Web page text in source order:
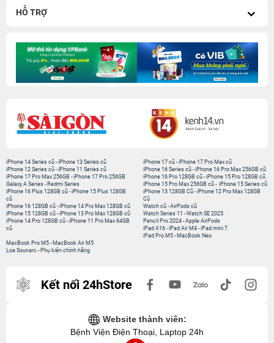
HỖ TRỢ
iPhone 14 Series cũ -iPhone 13 Series cũ
iPhone 12 Series cũ -iPhone 11 Series cũ
iPhone 17 Pro Max 256GB -iPhone 17 Pro 256GB
Galaxy A Series - Redmi Series
iPhone 17 cũ -iPhone 17 Pro Max cũ
iPhone 16 Series cũ - iPhone 16 Pro Max 256GB cũ
iPhone 16 Pro 128GB cũ -iPhone 15 Pro 128GB cũ
iPhone 15 Pro Max 256GB cũ - iPhone 15 Series cũ
iPhone 16 Plus 128GB cũ -iPhone 15 Plus 128GB
cũ
iPhone 16 128GB cũ -iPhone 14 Pro Max 128GB cũ
iPhone 15 128GB cũ -iPhone 13 Pro Max 128GB cũ
iPhone 14 Pro 128GB cũ -iPhone 11 Pro Max 64GB
cũ
iPhone 13 128GB Cũ -iPhone 12 Pro Max 128GB
Cũ
Watch cũ -AirPods cũ
Watch Series 11 -Watch SE 2025
Pencil Pro 2024 -Apple AirPods
iPad A16 -iPad Air M4 -iPad mini 7
iPad Pro M5 - MacBook Neo
MacBook Pro M5 - MacBook Air M5
Loa Sounarc - Phụ kiện chính hãng
Kết nối 24hStore
Website thành viên:
Bệnh Viện Điện Thoại, Laptop 24h